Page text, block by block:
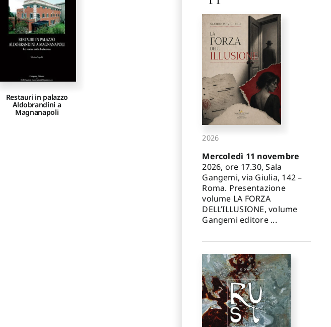
Restauri in palazzo
Aldobrandini a
Magnanapoli
2026
Mercoledì 11 novembre
2026, ore 17.30, Sala
Gangemi, via Giulia, 142 –
Roma. Presentazione
volume LA FORZA
DELL’ILLUSIONE, volume
Gangemi editore ...